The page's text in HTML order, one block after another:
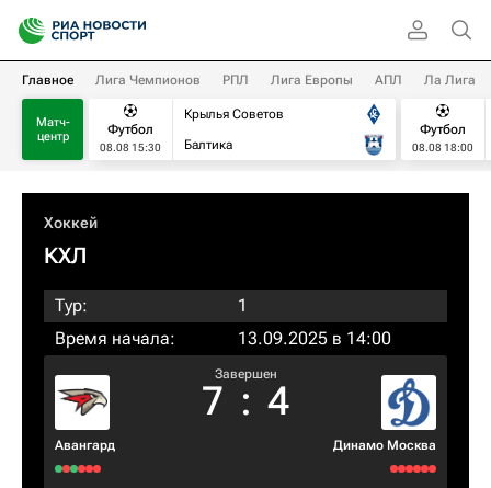
Главное Лига Чемпионов РПЛ Лига Европы АПЛ Ла Лига
Матч-
центр
Футбол
08.08 15:30
Крылья Советов
Балтика
Футбол
08.08 18:00
Хоккей
КХЛ
Тур:
1
Время начала:
13.09.2025 в 14:00
Авангард
Завершен
7 : 4
Динамо Москва